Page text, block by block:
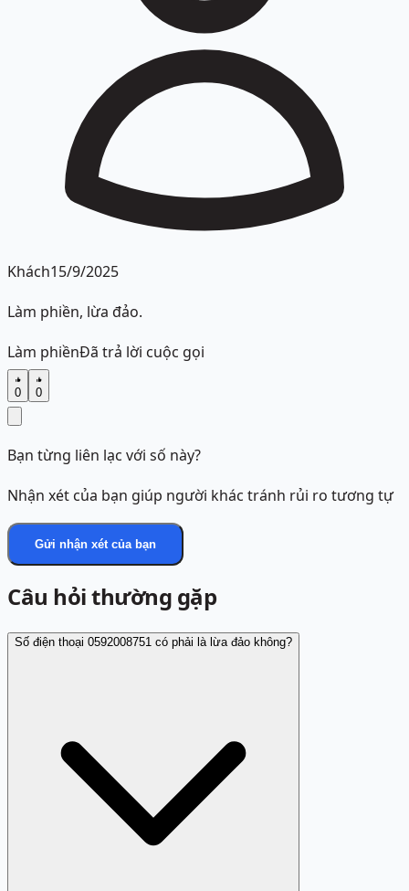
Khách15/9/2025
Làm phiền, lừa đảo.
Làm phiềnĐã trả lời cuộc gọi
0 0
Bạn từng liên lạc với số này?
Nhận xét của bạn giúp người khác tránh rủi ro tương tự
Gửi nhận xét của bạn
Câu hỏi thường gặp
Số điện thoại 0592008751 có phải là lừa đảo không?